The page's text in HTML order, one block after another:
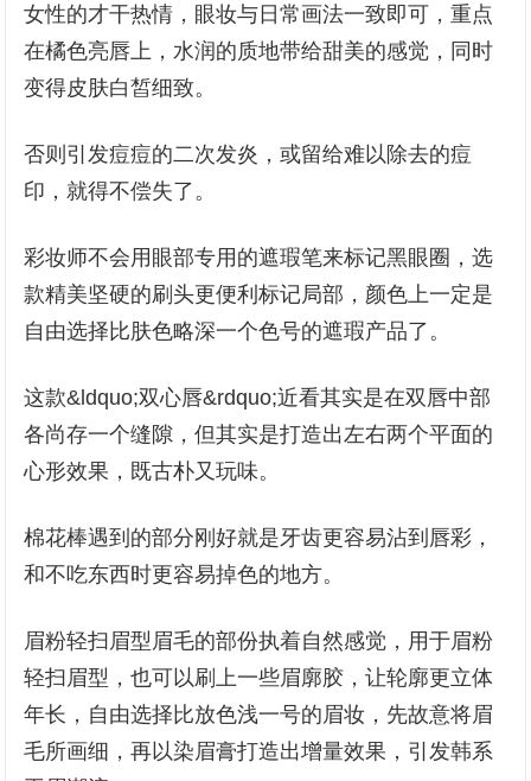
女性的才干热情，眼妆与日常画法一致即可，重点
在橘色亮唇上，水润的质地带给甜美的感觉，同时
变得皮肤白皙细致。
否则引发痘痘的二次发炎，或留给难以除去的痘
印，就得不偿失了。
彩妆师不会用眼部专用的遮瑕笔来标记黑眼圈，选
款精美坚硬的刷头更便利标记局部，颜色上一定是
自由选择比肤色略深一个色号的遮瑕产品了。
这款&ldquo;双心唇&rdquo;近看其实是在双唇中部
各尚存一个缝隙，但其实是打造出左右两个平面的
心形效果，既古朴又玩味。
棉花棒遇到的部分刚好就是牙齿更容易沾到唇彩，
和不吃东西时更容易掉色的地方。
眉粉轻扫眉型眉毛的部份执着自然感觉，用于眉粉
轻扫眉型，也可以刷上一些眉廓胶，让轮廓更立体
年长，自由选择比放色浅一号的眉妆，先故意将眉
毛所画细，再以染眉膏打造出增量效果，引发韩系